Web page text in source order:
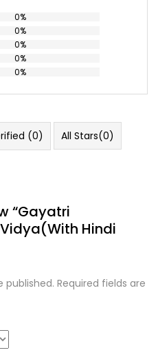
0%
0%
0%
0%
0%
(0) All Stars(0)
“Gayatri
Hindi
published. Required fields are